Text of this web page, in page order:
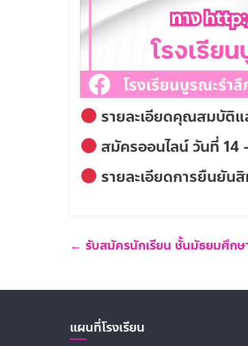
รายละเอียดคุณสมบัติแ
สมัครออนไลน์วันที่ 14
รายละเอียดการยืนยัน
← รับสมัครนักเรียน ชั้นมัธยมศึก
แผนที่โรงเรียน